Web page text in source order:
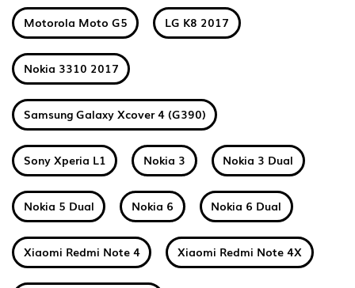
Motorola Moto G5 LG K8 2017
Nokia 3310 2017
Samsung Galaxy Xcover 4 (G390)
Sony Xperia L1 Nokia 3 Nokia 3 Dual
Nokia 5 Dual Nokia 6 Nokia 6 Dual
Xiaomi Redmi Note 4 Xiaomi Redmi Note 4X